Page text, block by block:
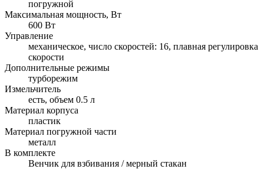
погружной
Максимальная мощность, Вт
600 Вт
Управление
механическое, число скоростей: 16, плавная регулировка
скорости
Дополнительные режимы
турборежим
Измельчитель
есть, объем 0.5 л
Материал корпуса
пластик
Материал погружной части
металл
В комплекте
Венчик для взбивания / мерный стакан